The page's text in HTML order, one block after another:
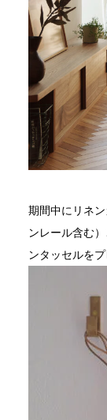
期間中にリネ
ンレール含む
ンタッセルを